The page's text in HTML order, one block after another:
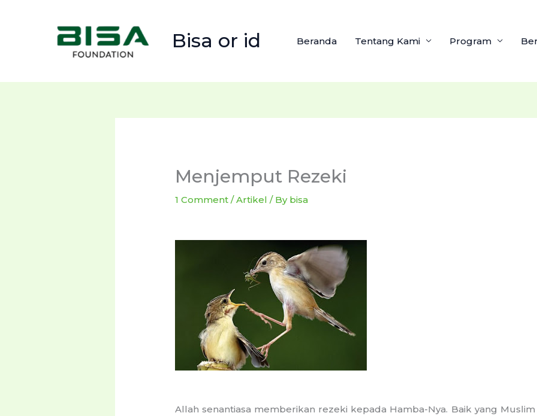
Bisa or id Beranda Tentang Kami Program
Menjemput Rezeki
1 Comment /Artikel / By bisa
Allah senantiasa memberikan rezeki kepada Hamba-Nya. Baik yang